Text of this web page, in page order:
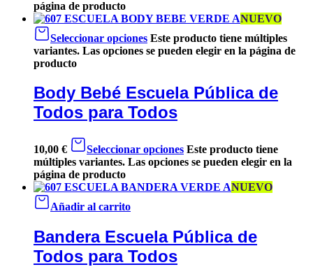
página de producto
NUEVO
Seleccionar opciones Este producto tiene múltiples
variantes. Las opciones se pueden elegir en la página de
producto
Body Bebé Escuela Pública de
Todos para Todos
10,00 € Seleccionar opciones Este producto tiene
múltiples variantes. Las opciones se pueden elegir en la
página de producto
NUEVO
Añadir al carrito
Bandera Escuela Pública de
Todos para Todos